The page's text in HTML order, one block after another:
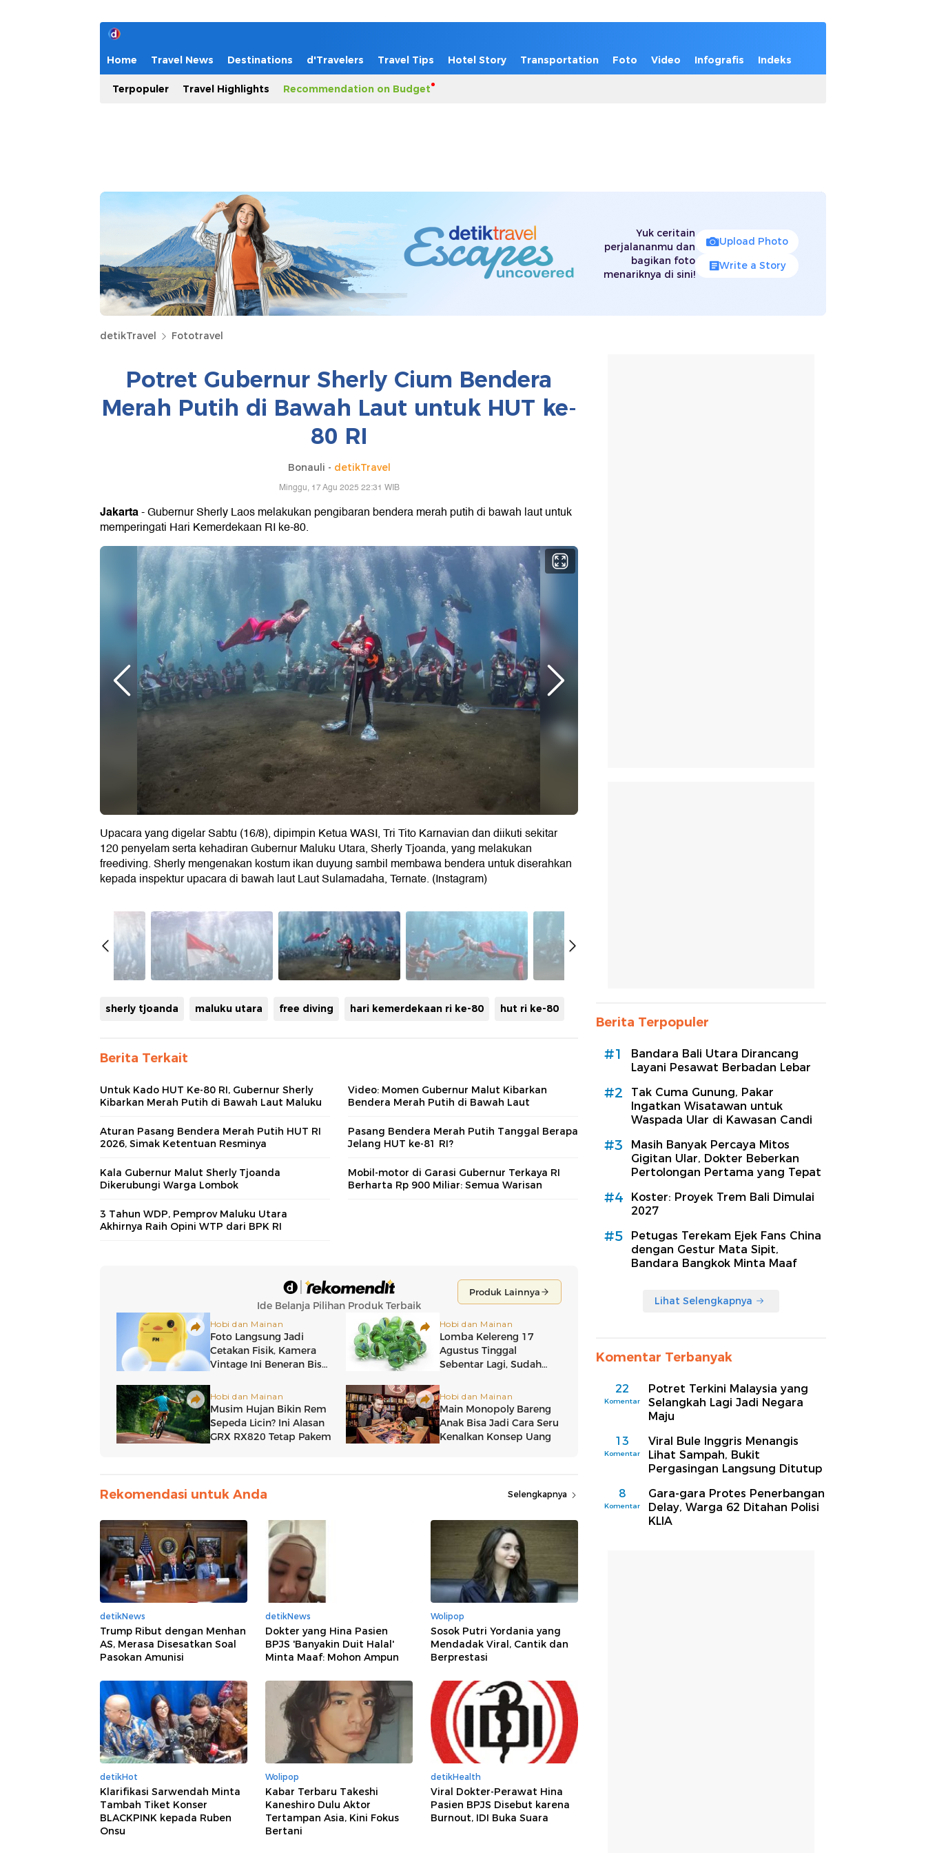
Home Travel News Destinations d'Travelers Travel Tips Hotel Story Transportation Foto Video Infografis Indeks
Terpopuler Travel Highlights Recommendation on Budget
Yuk ceritain
perjalananmu dan
bagikan foto
menariknya di sini!
Upload Photo
Write a Story
detikTravel Fototravel
Potret Gubernur Sherly Cium Bendera
Merah Putih di Bawah Laut untuk HUT ke-
80 RI
Bonauli - detikTravel
Minggu, 17 Agu 2025 22:31 WIB
Jakarta- Gubernur Sherly Laos melakukan pengibaran bendera merah putih di bawah laut untuk
memperingati Hari Kemerdekaan RI ke-80.
Upacara yang digelar Sabtu (16/8), dipimpin Ketua WASI, Tri Tito Karnavian dan diikuti sekitar
120 penyelam serta kehadiran Gubernur Maluku Utara, Sherly Tjoanda, yang melakukan
freediving. Sherly mengenakan kostum ikan duyung sambil membawa bendera untuk diserahkan
kepada inspektur upacara di bawah laut Laut Sulamadaha, Ternate. (Instagram)
sherly tjoanda maluku utara free diving hari kemerdekaan ri ke-80 hut ri ke-80
Berita Terkait
Untuk Kado HUT Ke-80 RI, Gubernur Sherly
Kibarkan Merah Putih di Bawah Laut Maluku
Video: Momen Gubernur Malut Kibarkan
Bendera Merah Putih di Bawah Laut
Aturan Pasang Bendera Merah Putih HUT RI
2026, Simak Ketentuan Resminya
Pasang Bendera Merah Putih Tanggal Berapa
Jelang HUT ke-81 RI?
Kala Gubernur Malut Sherly Tjoanda
Dikerubungi Warga Lombok
Mobil-motor di Garasi Gubernur Terkaya RI
Berharta Rp 900 Miliar: Semua Warisan
3 Tahun WDP, Pemprov Maluku Utara
Akhirnya Raih Opini WTP dari BPK RI
Rekomendasi untuk Anda Selengkapnya
detikNews
Trump Ribut dengan Menhan
AS, Merasa Disesatkan Soal
Pasokan Amunisi
detikNews
Dokter yang Hina Pasien
BPJS 'Banyakin Duit Halal'
Minta Maaf: Mohon Ampun
Wolipop
Sosok Putri Yordania yang
Mendadak Viral, Cantik dan
Berprestasi
detikHot
Klarifikasi Sarwendah Minta
Tambah Tiket Konser
BLACKPINK kepada Ruben
Onsu
Wolipop
Kabar Terbaru Takeshi
Kaneshiro Dulu Aktor
Tertampan Asia, Kini Fokus
Bertani
detikHealth
Viral Dokter-Perawat Hina
Pasien BPJS Disebut karena
Burnout, IDI Buka Suara
Berita Terpopuler
#1
Bandara Bali Utara Dirancang
Layani Pesawat Berbadan Lebar
#2
Tak Cuma Gunung, Pakar
Ingatkan Wisatawan untuk
Waspada Ular di Kawasan Candi
#3
Masih Banyak Percaya Mitos
Gigitan Ular, Dokter Beberkan
Pertolongan Pertama yang Tepat
#4
Koster: Proyek Trem Bali Dimulai
2027
#5
Petugas Terekam Ejek Fans China
dengan Gestur Mata Sipit,
Bandara Bangkok Minta Maaf
Lihat Selengkapnya
Komentar Terbanyak
22
Komentar
Potret Terkini Malaysia yang
Selangkah Lagi Jadi Negara
Maju
13
Komentar
Viral Bule Inggris Menangis
Lihat Sampah, Bukit
Pergasingan Langsung Ditutup
8
Komentar
Gara-gara Protes Penerbangan
Delay, Warga 62 Ditahan Polisi
KLIA